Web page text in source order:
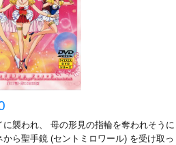
襲われ、 母の形見の指輪を奪われそうに
ら聖手鏡 (セントミロワール) を受け取っ